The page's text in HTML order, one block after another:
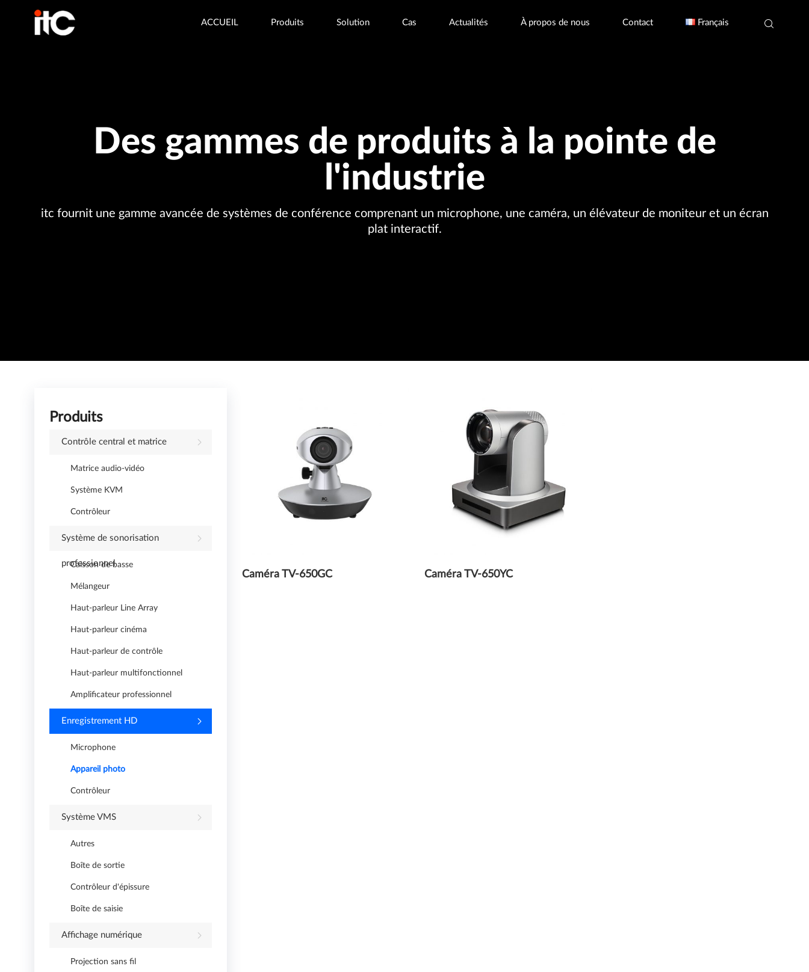
ACCUEIL Produits Solution Cas Actualités À propos de nous Contact Français
Des gammes de produits à la pointe de
l'industrie
itc fournit une gamme avancée de systèmes de conférence comprenant un microphone, une caméra, un élévateur de moniteur et un écran
plat interactif.
Produits
Contrôle central et matrice
Matrice audio-vidéo
Système KVM
Contrôleur
Système de sonorisation
professionnel
Caisson de basse
Mélangeur
Haut-parleur Line Array
Haut-parleur cinéma
Haut-parleur de contrôle
Haut-parleur multifonctionnel
Amplificateur professionnel
Enregistrement HD
Microphone
Appareil photo
Contrôleur
Système VMS
Autres
Boîte de sortie
Contrôleur d'épissure
Boîte de saisie
Affichage numérique
Projection sans fil
Caméra TV-650GC Caméra TV-650YC